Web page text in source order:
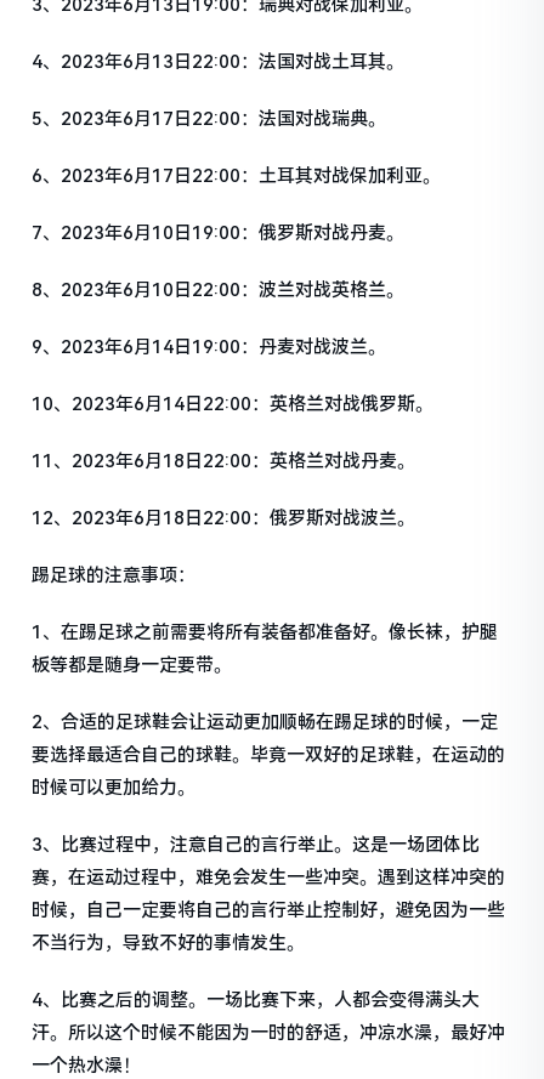
3、2023年6月13日19:00：瑞典对战保加利亚。
4、2023年6月13日22:00：法国对战土耳其。
5、2023年6月17日22:00：法国对战瑞典。
6、2023年6月17日22:00：土耳其对战保加利亚。
7、2023年6月10日19:00：俄罗斯对战丹麦。
8、2023年6月10日22:00：波兰对战英格兰。
9、2023年6月14日19:00：丹麦对战波兰。
10、2023年6月14日22:00：英格兰对战俄罗斯。
11、2023年6月18日22:00：英格兰对战丹麦。
12、2023年6月18日22:00：俄罗斯对战波兰。
踢足球的注意事项：
1、在踢足球之前需要将所有装备都准备好。像长袜，护腿
板等都是随身一定要带。
2、合适的足球鞋会让运动更加顺畅在踢足球的时候，一定
要选择最适合自己的球鞋。毕竟一双好的足球鞋，在运动的
时候可以更加给力。
3、比赛过程中，注意自己的言行举止。这是一场团体比
赛，在运动过程中，难免会发生一些冲突。遇到这样冲突的
时候，自己一定要将自己的言行举止控制好，避免因为一些
不当行为，导致不好的事情发生。
4、比赛之后的调整。一场比赛下来，人都会变得满头大
汗。所以这个时候不能因为一时的舒适，冲凉水澡，最好冲
一个热水澡！